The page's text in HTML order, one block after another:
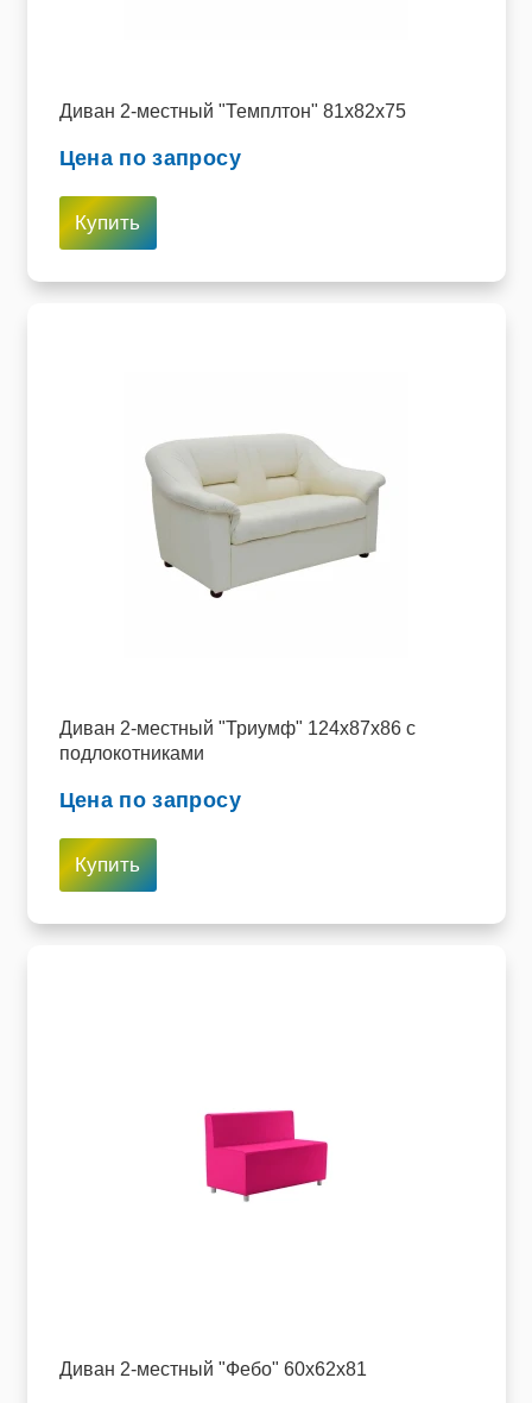
Диван 2-местный "Темплтон" 81х82х75
Цена по запросу
Купить
Диван 2-местный "Триумф" 124х87х86 с
подлокотниками
Цена по запросу
Купить
Диван 2-местный "Фебо" 60х62х81